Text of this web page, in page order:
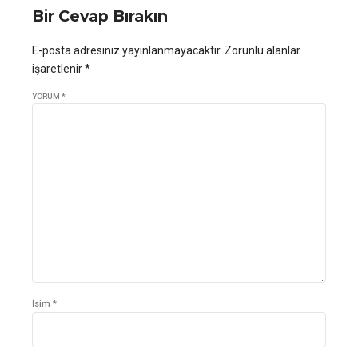
Bir Cevap Bırakın
E-posta adresiniz yayınlanmayacaktır. Zorunlu alanlar
işaretlenir *
YORUM *
İsim *